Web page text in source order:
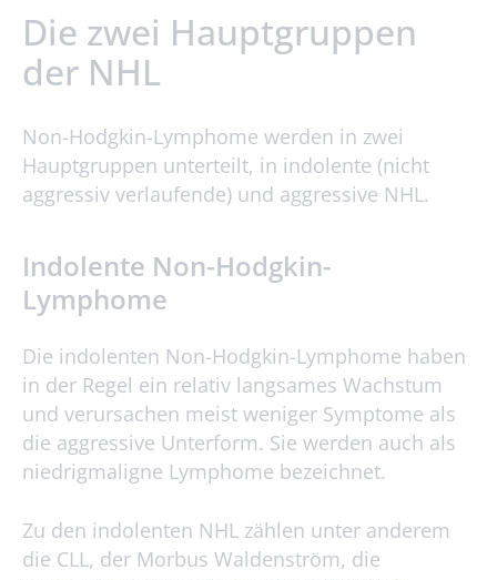
Die zwei Hauptgruppen
der NHL
Non-Hodgkin-Lymphome werden in zwei
Hauptgruppen unterteilt, in indolente (nicht
aggressiv verlaufende) und aggressive NHL.
Indolente Non-Hodgkin-
Lymphome
Die indolenten Non-Hodgkin-Lymphome haben
in der Regel ein relativ langsames Wachstum
und verursachen meist weniger Symptome als
die aggressive Unterform. Sie werden auch als
niedrigmaligne Lymphome bezeichnet.
Zu den indolenten NHL zählen unter anderem
die CLL, der Morbus Waldenström, die